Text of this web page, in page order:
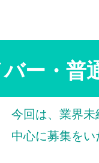
ー・普
今回は、業界
中心に募集をい